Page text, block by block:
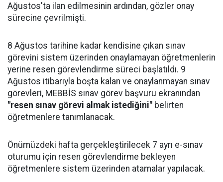
Ağustos'ta ilan edilmesinin ardından, gözler onay
sürecine çevrilmişti.
8 Ağustos tarihine kadar kendisine çıkan sınav
görevini sistem üzerinden onaylamayan öğretmenlerin
yerine resen görevlendirme süreci başlatıldı. 9
Ağustos itibarıyla boşta kalan ve onaylanmayan sınav
görevleri, MEBBİS sınav görev başvuru ekranından
"resen sınav görevi almak istediğini" belirten
öğretmenlere tanımlanacak.
Önümüzdeki hafta gerçekleştirilecek 7 ayrı e-sınav
oturumu için resen görevlendirme bekleyen
öğretmenlere sistem üzerinden atamalar yapılacak.